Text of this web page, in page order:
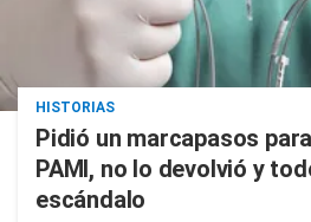
HISTORIAS
Pidió un marcapasos
PAMI, no lo devolvió y
escándalo